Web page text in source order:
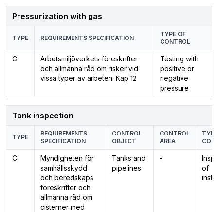
Pressurization with gas
TYPE REQUIREMENTS SPECIFICATION
TYPE OF
CONTROL
C
Arbetsmiljöverkets föreskrifter
och allmänna råd om risker vid
vissa typer av arbeten. Kap 12
Testing with
positive or
negative
pressure
Tank inspection
TYPE
REQUIREMENTS
SPECIFICATION
CONTROL
OBJECT
CONTROL
AREA
C
Myndigheten för
samhällsskydd
och beredskaps
föreskrifter och
allmänna råd om
cisterner med
Tanks and
pipelines
-
of